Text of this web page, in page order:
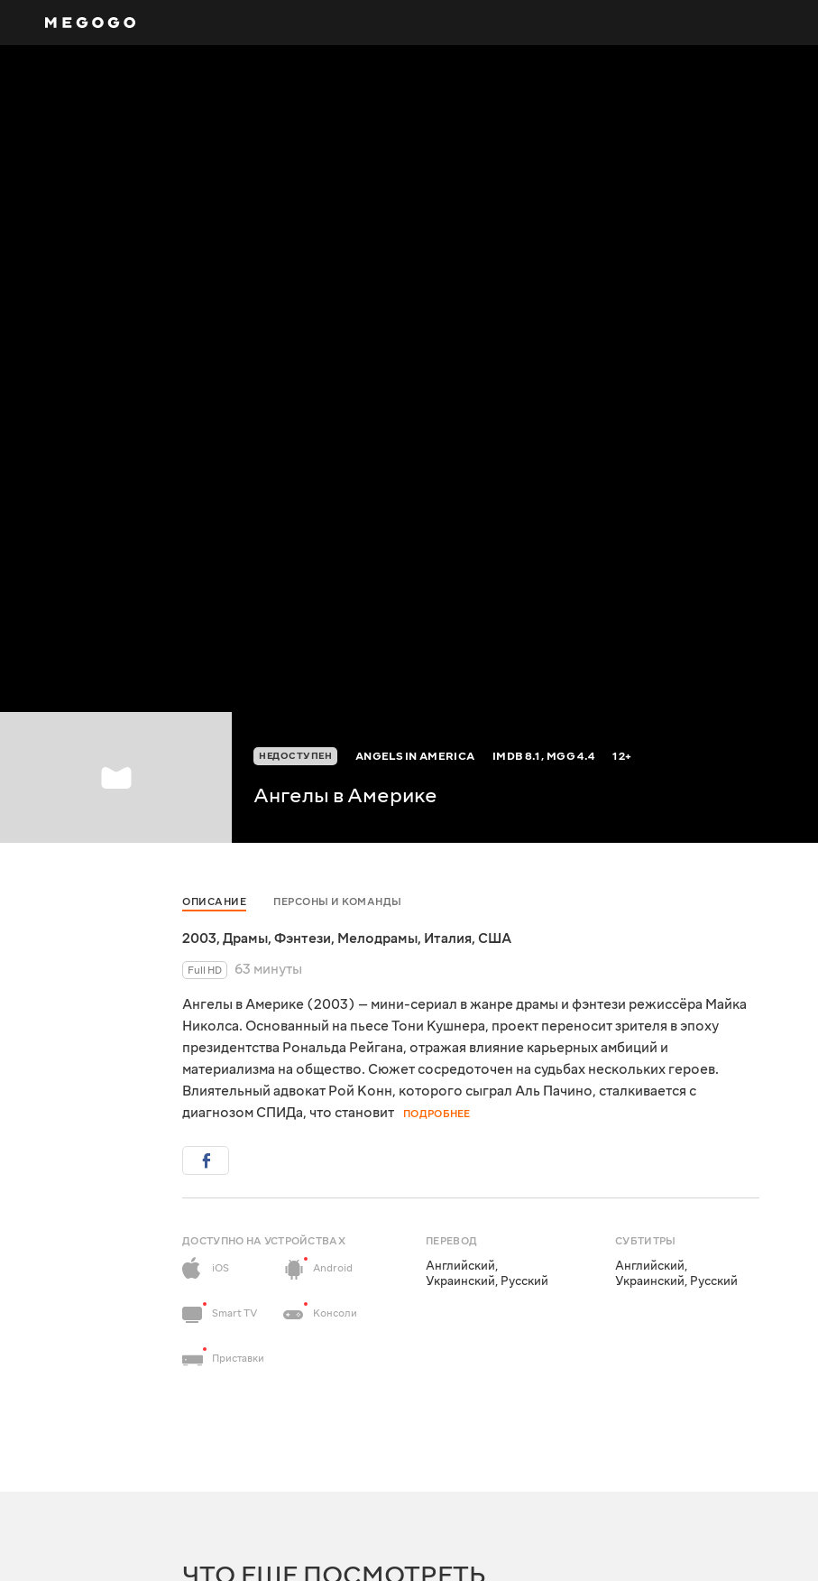
НЕДОСТУПЕН ANGELS IN AMERICA IMDB8.1, MGG4.4 12+
Ангелы в Америке
ОПИСАНИЕ ПЕРСОНЫ И КОМАНДЫ
2003, Драмы, Фэнтези, Мелодрамы, Италия, США
Full HD
63 минуты
Ангелы в Америке (2003) — мини-сериал в жанре драмы и фэнтези режиссёра Майка
Николса. Основанный на пьесе Тони Кушнера, проект переносит зрителя в эпоху
президентства Рональда Рейгана, отражая влияние карьерных амбиций и
материализма на общество. Сюжет сосредоточен на судьбах нескольких героев.
Влиятельный адвокат Рой Конн, которого сыграл Аль Пачино, сталкивается с
диагнозом СПИДа, что становит
ПОДРОБНЕЕ
ДОСТУПНО НА УСТРОЙСТВАХ
iOS
Android
Smart TV Консоли
Приставки
ПЕРЕВОД
Английский,
Украинский, Русский
СУБТИТРЫ
Английский,
Украинский, Русский